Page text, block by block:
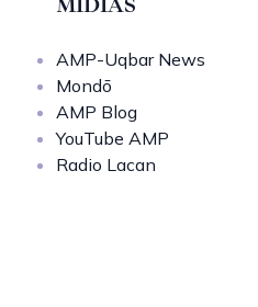
AMP-Uqbar News
Mondō
AMP Blog
YouTube AMP
Radio Lacan